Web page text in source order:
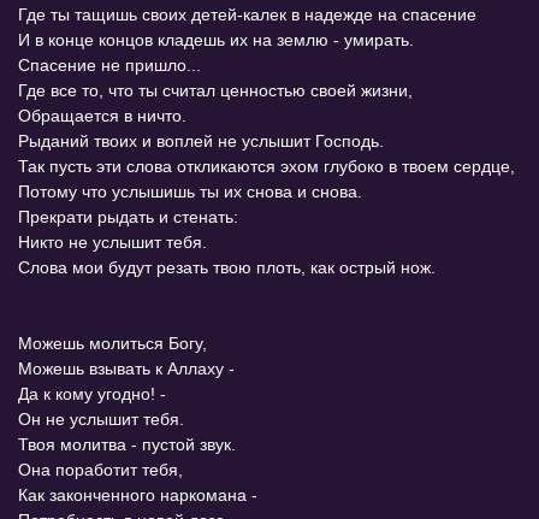
Где ты тащишь своих детей-калек в надежде на спасение
И в конце концов кладешь их на землю - умирать.
Спасение не пришло...
Где все то, что ты считал ценностью своей жизни,
Обращается в ничто.
Рыданий твоих и воплей не услышит Господь.
Так пусть эти слова откликаются эхом глубоко в твоем сердце,
Потому что услышишь ты их снова и снова.
Прекрати рыдать и стенать:
Никто не услышит тебя.
Слова мои будут резать твою плоть, как острый нож.
Можешь молиться Богу,
Можешь взывать к Аллаху -
Да к кому угодно! -
Он не услышит тебя.
Твоя молитва - пустой звук.
Она поработит тебя,
Как законченного наркомана -